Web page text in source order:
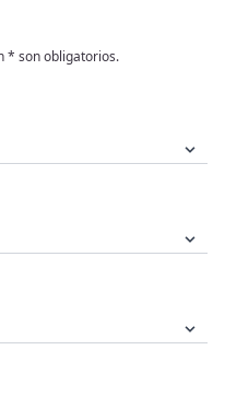
* son obligatorios.